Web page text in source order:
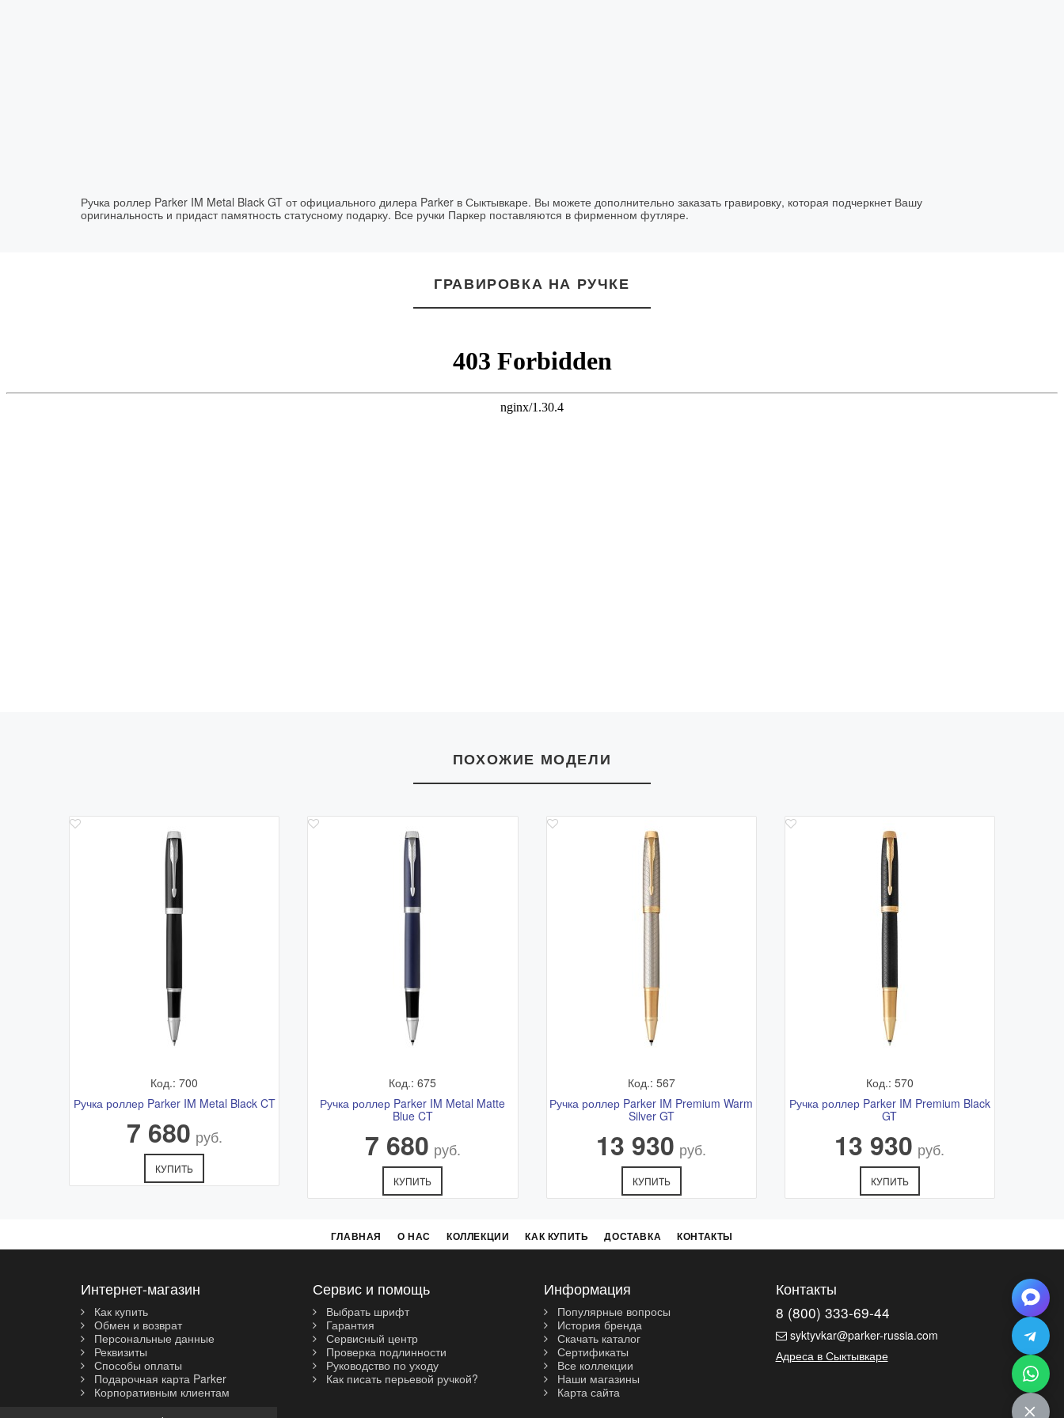
Ручка роллер Parker IM Metal Black GT от официального дилера Parker в Сыктывкаре. Вы можете дополнительно заказать гравировку, которая подчеркнет Вашу
оригинальность и придаст памятность статусному подарку. Все ручки Паркер поставляются в фирменном футляре.
ГРАВИРОВКА НА РУЧКЕ
ПОХОЖИЕ МОДЕЛИ
Код.: 700
Ручка роллер Parker IM Metal Black CT
7 680 руб.
КУПИТЬ
Код.: 675
Ручка роллер Parker IM Metal Matte
Blue CT
7 680 руб.
КУПИТЬ
Код.: 567
Ручка роллер Parker IM Premium Warm
Silver GT
13 930 руб.
КУПИТЬ
Код.: 570
Ручка роллер Parker IM Premium Black
GT
13 930 руб.
КУПИТЬ
ГЛАВНАЯ О НАС КОЛЛЕКЦИИ КАК КУПИТЬ ДОСТАВКА КОНТАКТЫ
Интернет-магазин
Как купить
Обмен и возврат
Персональные данные
Реквизиты
Способы оплаты
Подарочная карта Parker
Корпоративным клиентам
Сервис и помощь
Выбрать шрифт
Гарантия
Сервисный центр
Проверка подлинности
Руководство по уходу
Как писать перьевой ручкой?
Информация
Популярные вопросы
История бренда
Скачать каталог
Сертификаты
Все коллекции
Наши магазины
Карта сайта
Контакты
8 (800) 333-69-44
syktyvkar@parker-russia.com
Адреса в Сыктывкаре